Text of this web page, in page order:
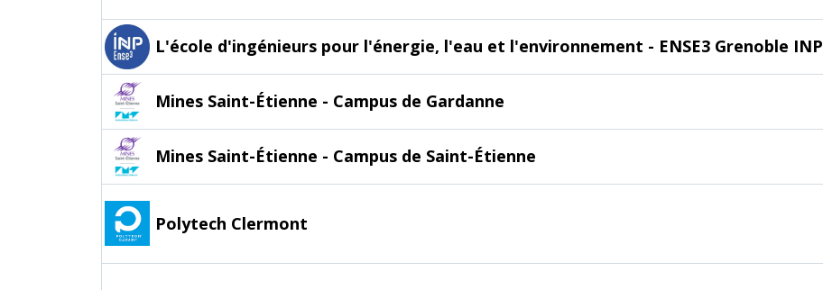
L'école d'ingénieurs pour l'énergie, l'eau et l'environnement - ENSE3 Grenoble INP
Mines Saint-Étienne - Campus de Gardanne
Mines Saint-Étienne - Campus de Saint-Étienne
Polytech Clermont